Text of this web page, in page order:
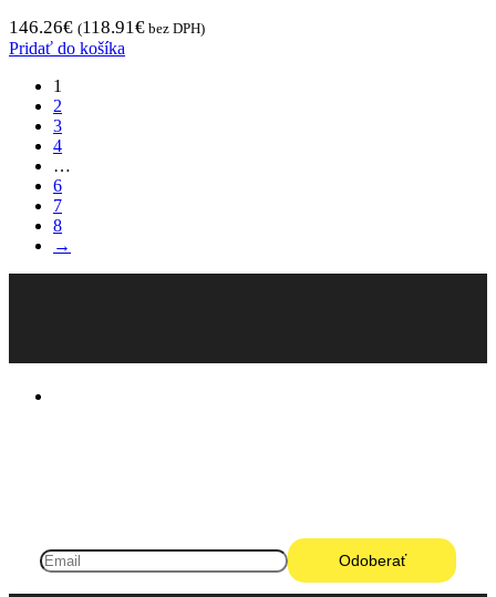
146.26€ (118.91€ bez DPH)
Pridať do košíka
1
2
3
4
…
6
7
8
→